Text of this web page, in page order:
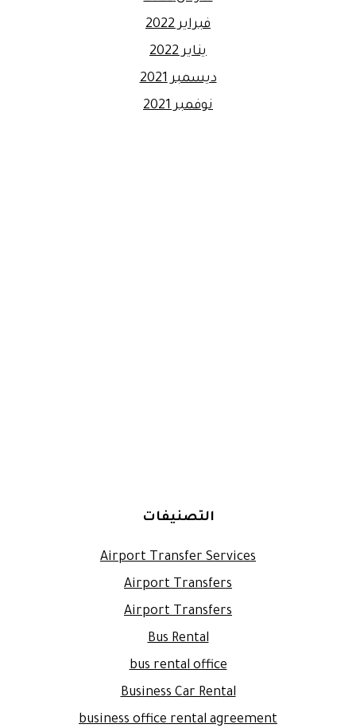
فبراير 2022
يناير 2022
ديسمبر 2021
نوفمبر 2021
التصنيفات
Airport Transfer Services
Airport Transfers
Airport Transfers
Bus Rental
bus rental office
Business Car Rental
business office rental agreement